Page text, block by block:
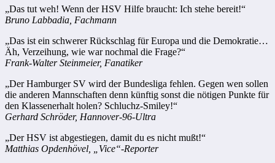
„Das tut weh! Wenn der HSV Hilfe braucht: Ich stehe bereit!“
Bruno Labbadia, Fachmann
„Das ist ein schwerer Rückschlag für Europa und die Demokratie…
Äh, Verzeihung, wie war nochmal die Frage?“
Frank-Walter Steinmeier, Fanatiker
„Der Hamburger SV wird der Bundesliga fehlen. Gegen wen sollen
die anderen Mannschaften denn künftig sonst die nötigen Punkte für
den Klassenerhalt holen? Schluchz-Smiley!“
Gerhard Schröder, Hannover-96-Ultra
„Der HSV ist abgestiegen, damit du es nicht mußt!“
Matthias Opdenhövel, „Vice“-Reporter